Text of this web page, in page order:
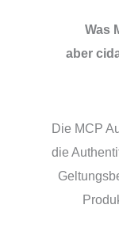
Was
aber
Die MCP
die